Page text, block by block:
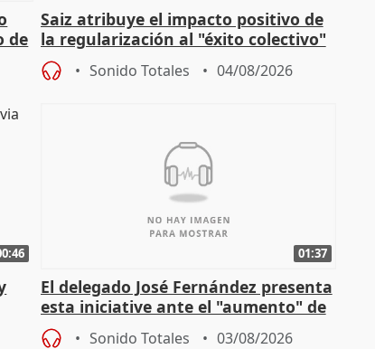
de
Saiz atribuye el impacto positivo de
la regularización al "éxito colectivo"
del Gobierno
Sonido Totales 04/08/2026
01:37
El delegado José Fernández presenta
esta iniciative ante el "aumento" de
personas sin hogar en Madri
Sonido Totales 03/08/2026